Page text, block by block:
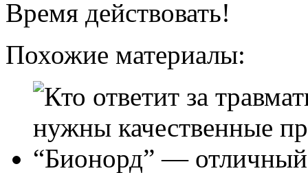
Время действовать!
Похожие материалы: